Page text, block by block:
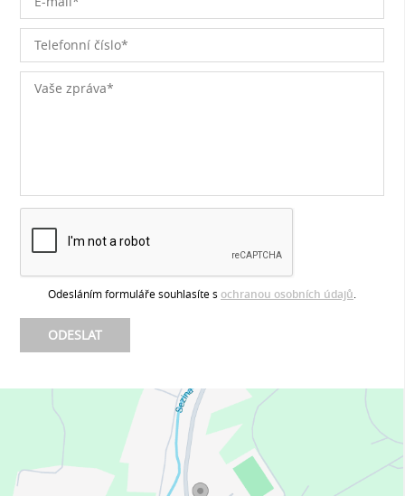
Odesláním formuláře souhlasíte s ochranou osobních údajů.